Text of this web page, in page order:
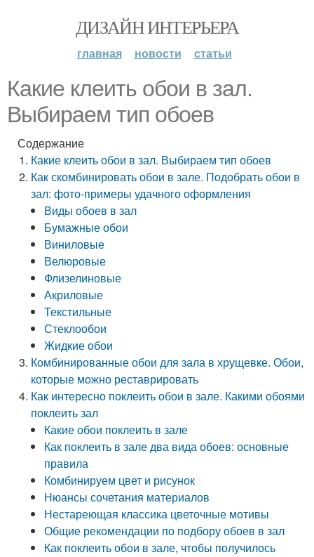
ДИЗАЙН ИНТЕРЬЕРА
главная новости статьи
Какие клеить обои в зал.
Выбираем тип обоев
Содержание
Какие клеить обои в зал. Выбираем тип обоев
Как скомбинировать обои в зале. Подобрать обои в
зал: фото-примеры удачного оформления
Виды обоев в зал
Бумажные обои
Виниловые
Велюровые
Флизелиновые
Акриловые
Текстильные
Стеклообои
Жидкие обои
Комбинированные обои для зала в хрущевке. Обои,
которые можно реставрировать
Как интересно поклеить обои в зале. Какими обоями
поклеить зал
Какие обои поклеить в зале
Как поклеить в зале два вида обоев: основные
правила
Комбинируем цвет и рисунок
Нюансы сочетания материалов
Нестареющая классика цветочные мотивы
Общие рекомендации по подбору обоев в зал
Как поклеить обои в зале, чтобы получилось